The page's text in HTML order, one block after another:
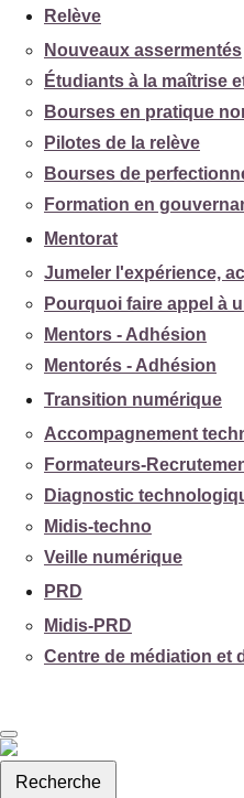
Relève
Nouveaux assermentés
Étudiants à la maîtrise
Bourses en pratique
Pilotes de la relève
Bourses de
Formation en
Mentorat
Jumeler l'expérience,
Pourquoi faire appel à
Mentors - Adhésion
Mentorés - Adhésion
Transition numérique
Accompagnement
Formateurs-
Diagnostic
Midis-techno
Veille numérique
PRD
Midis-PRD
Centre de médiation et
Recherche